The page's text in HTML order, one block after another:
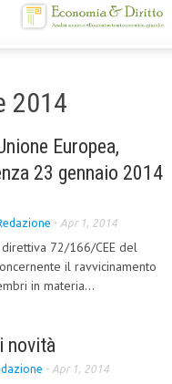
2014
Europea,
23 gennaio 2014
- Apr 1, 2014
72/166/CEE del
il ravvicinamento
in materia...
novità
- Apr 1, 2014